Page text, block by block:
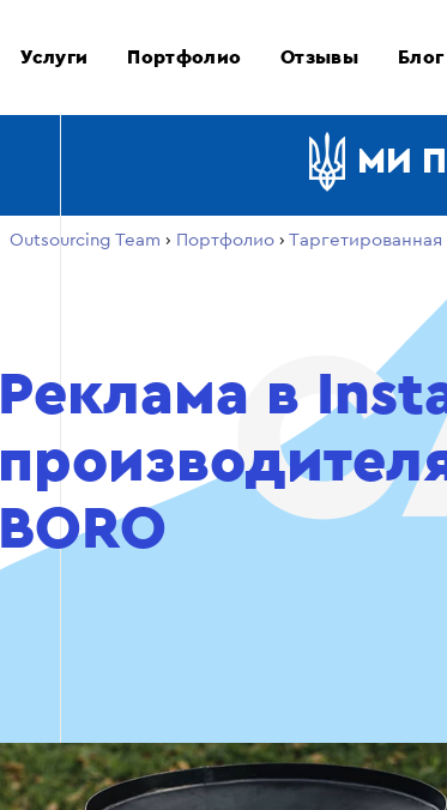
Услуги Портфолио Отзывы Блог
МИ
Outsourcing Team › Портфолио › Таргетированная
Реклама в
BORO